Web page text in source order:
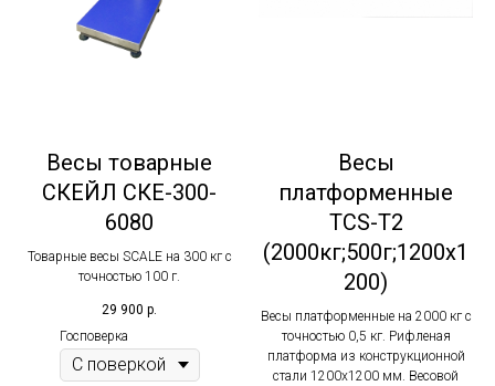
Весы товарные
СКЕЙЛ СКЕ-300-
6080
Товарные весы SCALE на 300 кг с
точностью 100 г.
29 900 р.
Госповерка
Весы
платформенные
TCS-T2
(2000кг;500г;1200х1
200)
Весы платформенные на 2000 кг с
точностью 0,5 кг. Рифленая
платформа из конструкционной
стали 1200х1200 мм. Весовой